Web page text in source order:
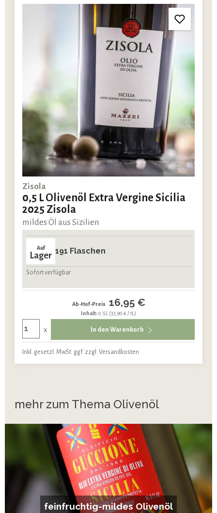
Zisola
0,5 L Olivenöl Extra Vergine Sicilia
2025 Zisola
mildes Öl aus Sizilien
Auf
Lager 191 Flaschen
Sofort verfügbar
Ab-Hof-Preis 16,95 €
Inhalt:0.5L (33,90 € / 1L)
x In den Warenkorb
Inkl. gesetzl. MwSt. ggf. zzgl. Versandkosten
mehr zum Thema Olivenöl
feinfruchtig-mildes Olivenöl